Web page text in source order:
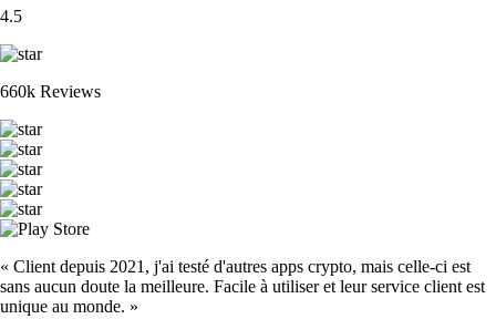
4.5
660k Reviews
« Client depuis 2021, j'ai testé d'autres apps crypto, mais celle-ci est
sans aucun doute la meilleure. Facile à utiliser et leur service client est
unique au monde. »